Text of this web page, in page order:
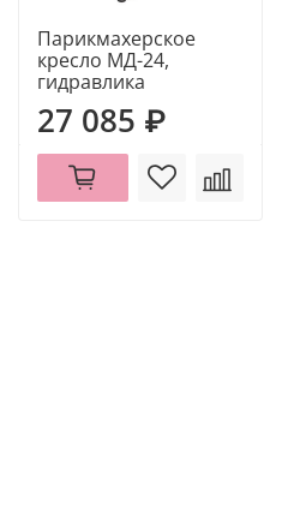
Парикмахерское
кресло МД-24,
гидравлика
27 085 ₽